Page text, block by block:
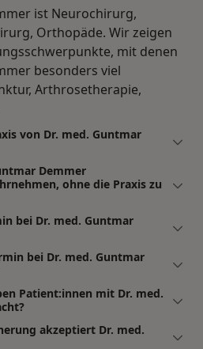
ist Neurochirurg,
Orthopäde. Wir zeigen
mit denen
besonders viel
Arthrosetherapie,
von Dr. med. Guntmar
Demmer
ohne die Praxis zu
bei Dr. med. Guntmar
bei Dr. med. Guntmar
Patient:innen mit Dr. med.
akzeptiert Dr. med.